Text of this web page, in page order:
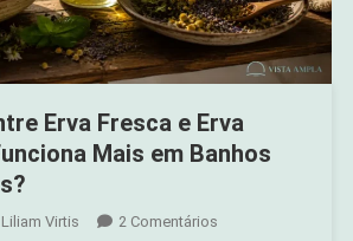
Erva Fresca e Erva
Mais em Banhos
Liliam Virtis 2 ComentáriosEm